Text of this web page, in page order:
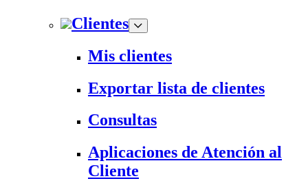
Clientes
Mis clientes
Exportar lista de clientes
Consultas
Aplicaciones de Atención al
Cliente